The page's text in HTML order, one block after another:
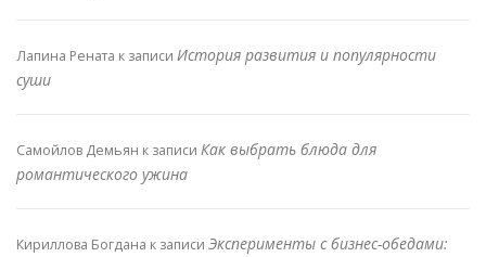
Лапина Рената к записи История развития и популярности
суши
Самойлов Демьян к записи Как выбрать блюда для
романтического ужина
Кириллова Богдана к записи Эксперименты с бизнес-обедами: